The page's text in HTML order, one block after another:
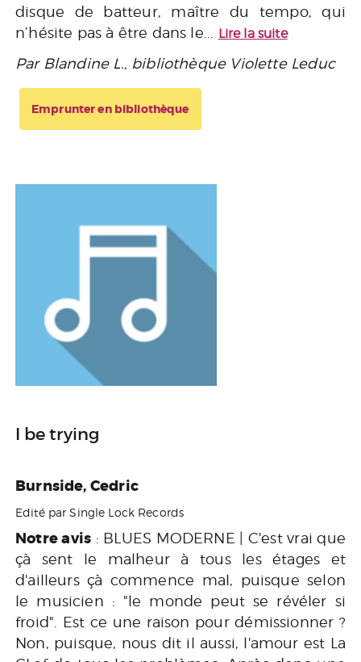
disque de batteur, maître du tempo, qui
n’hésite pas à être dans le...
Lire la suite
Par Blandine L., bibliothèque Violette Leduc
Emprunter en bibliothèque
I be trying
Burnside, Cedric
Edité par Single Lock Records
Notre avis : BLUES MODERNE | C'est vrai que
çà sent le malheur à tous les étages et
d'ailleurs çà commence mal, puisque selon
le musicien : "le monde peut se révéler si
froid". Est ce une raison pour démissionner ?
Non, puisque, nous dit il aussi, l'amour est La